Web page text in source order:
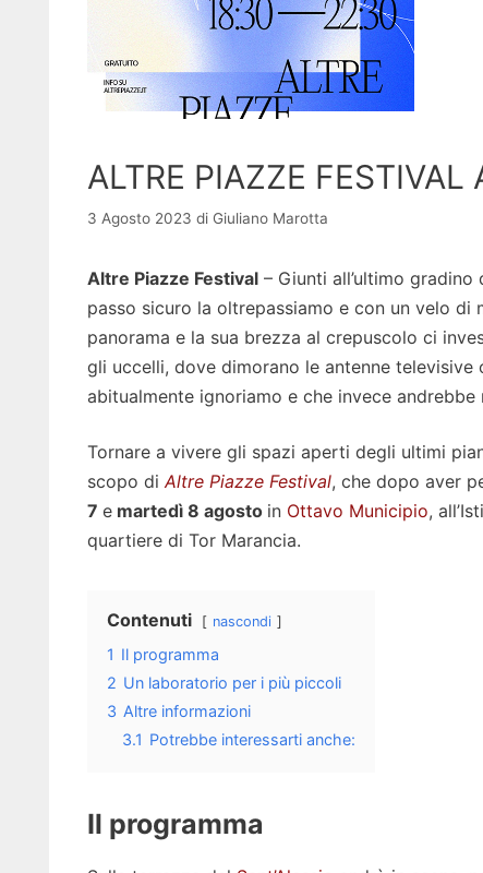
ALTRE PIAZZE FESTIVAL
3 Agosto 2023 di Giuliano Marotta
Altre Piazze Festival– Giunti all’ultimo gradino
passo sicuro la oltrepassiamo e con un velo
panorama e la sua brezza al crepuscolo ci
gli uccelli, dove dimorano le antenne
abitualmente ignoriamo e che invece andrebbe
Tornare a vivere gli spazi aperti degli ultimi
scopo di Altre Piazze Festival, che dopo aver
7 emartedì 8 agosto in Ottavo Municipio,
quartiere di Tor Marancia.
Contenuti nascondi
1 Il programma
2 Un laboratorio per i più piccoli
3 Altre informazioni
3.1 Potrebbe interessarti anche:
Il programma